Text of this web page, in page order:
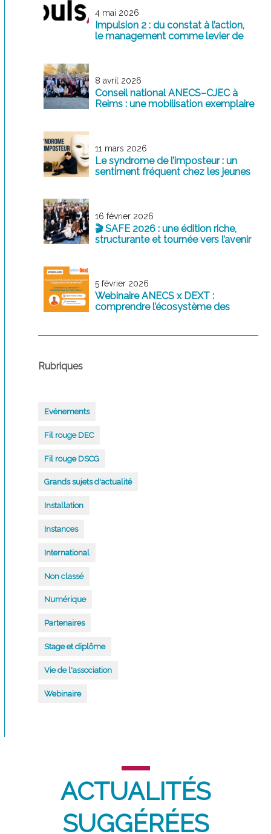
4 mai 2026
Impulsion 2 : du constat à l’action,
le management comme levier de
8 avril 2026
Conseil national ANECS–CJEC à
Reims : une mobilisation exemplaire
11 mars 2026
Le syndrome de l’imposteur : un
sentiment fréquent chez les jeunes
16 février 2026
🎬 SAFE 2026 : une édition riche,
structurante et tournée vers l’avenir
5 février 2026
Webinaire ANECS x DEXT :
comprendre l’écosystème des
Rubriques
Evénements
Fil rouge DEC
Fil rouge DSCG
Grands sujets d'actualité
Installation
Instances
International
Non classé
Numérique
Partenaires
Stage et diplôme
Vie de l'association
Webinaire
ACTUALITÉS
SUGGÉRÉES